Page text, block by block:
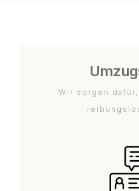
Wir sorgen